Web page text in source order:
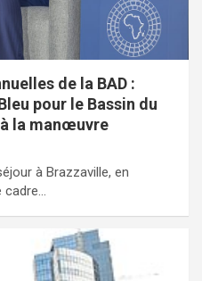
de la BAD :
pour le Bassin du
la manœuvre
à Brazzaville, en
cadre…